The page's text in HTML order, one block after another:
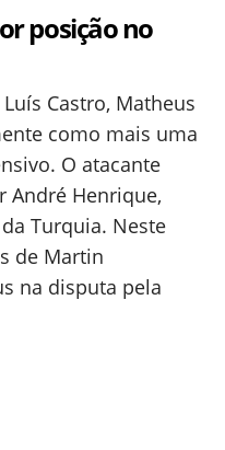
posição no
Castro, Matheus
como mais uma
O atacante
André Henrique,
Turquia. Neste
de Martin
na disputa pela